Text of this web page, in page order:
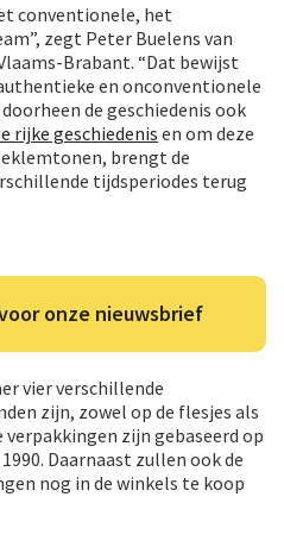
conventionele, het
zegt Peter Buelens van
Brabant. “Dat bewijst
en onconventionele
de geschiedenis ook
rijke geschiedenis en om deze
brengt de
tijdsperiodes terug
onze nieuwsbrief
vier verschillende
zijn, zowel op de flesjes als
verpakkingen zijn gebaseerd op
Daarnaast zullen ook de
nog in de winkels te koop